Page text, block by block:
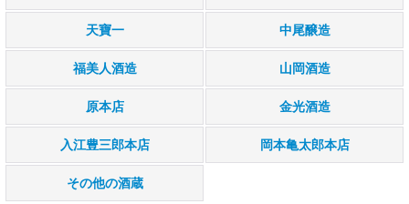
天寶一 中尾醸造
福美人酒造 山岡酒造
原本店 金光酒造
入江豊三郎本店 岡本亀太郎本店
その他の酒蔵